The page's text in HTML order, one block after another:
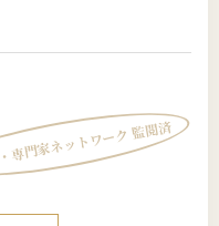
門家ネットワーク 監閲済